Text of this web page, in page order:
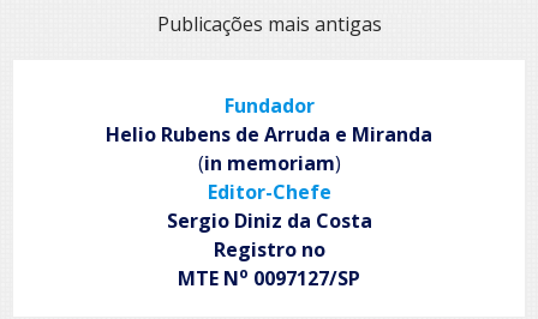
a
humanidade
NavegaçãoPublicações mais antigas
Fundador
Helio Rubens de Arruda e Miranda
(in memoriam)
Editor-Chefe
Sergio Diniz da Costa
Registro no
MTE No 0097127/SP